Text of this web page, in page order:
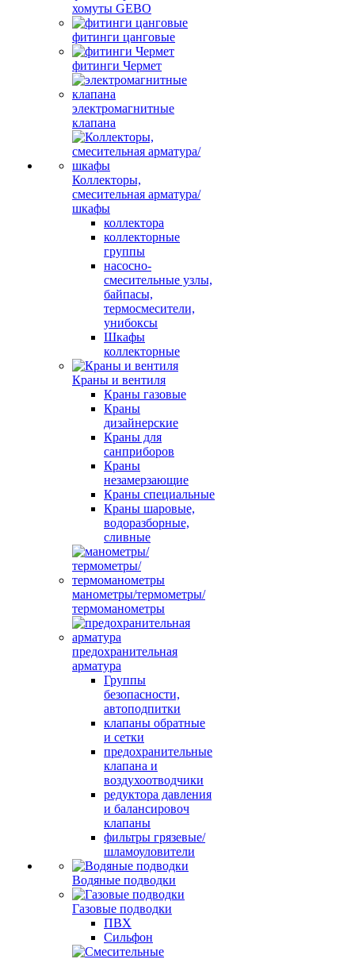
хомуты GEBO
фитинги цанговые
фитинги Чермет
электромагнитные
клапана
Коллекторы,
смесительная арматура/
шкафы
коллектора
коллекторные
группы
насосно-
смесительные узлы,
байпасы,
термосмесители,
унибоксы
Шкафы
коллекторные
Краны и вентиля
Краны газовые
Краны
дизайнерские
Краны для
санприборов
Краны
незамерзающие
Краны специальные
Краны шаровые,
водоразборные,
сливные
манометры/термометры/
термоманометры
предохранительная
арматура
Группы
безопасности,
автоподпитки
клапаны обратные
и сетки
предохранительные
клапана и
воздухоотводчики
редуктора давления
и балансировоч
клапаны
фильтры грязевые/
шламоуловители
Водяные подводки
Газовые подводки
ПВХ
Сильфон